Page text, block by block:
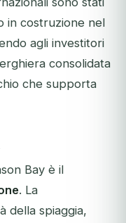
in costruzione nel
agli investitori
consolidata
che supporta
Bay è il
. La
della spiaggia,